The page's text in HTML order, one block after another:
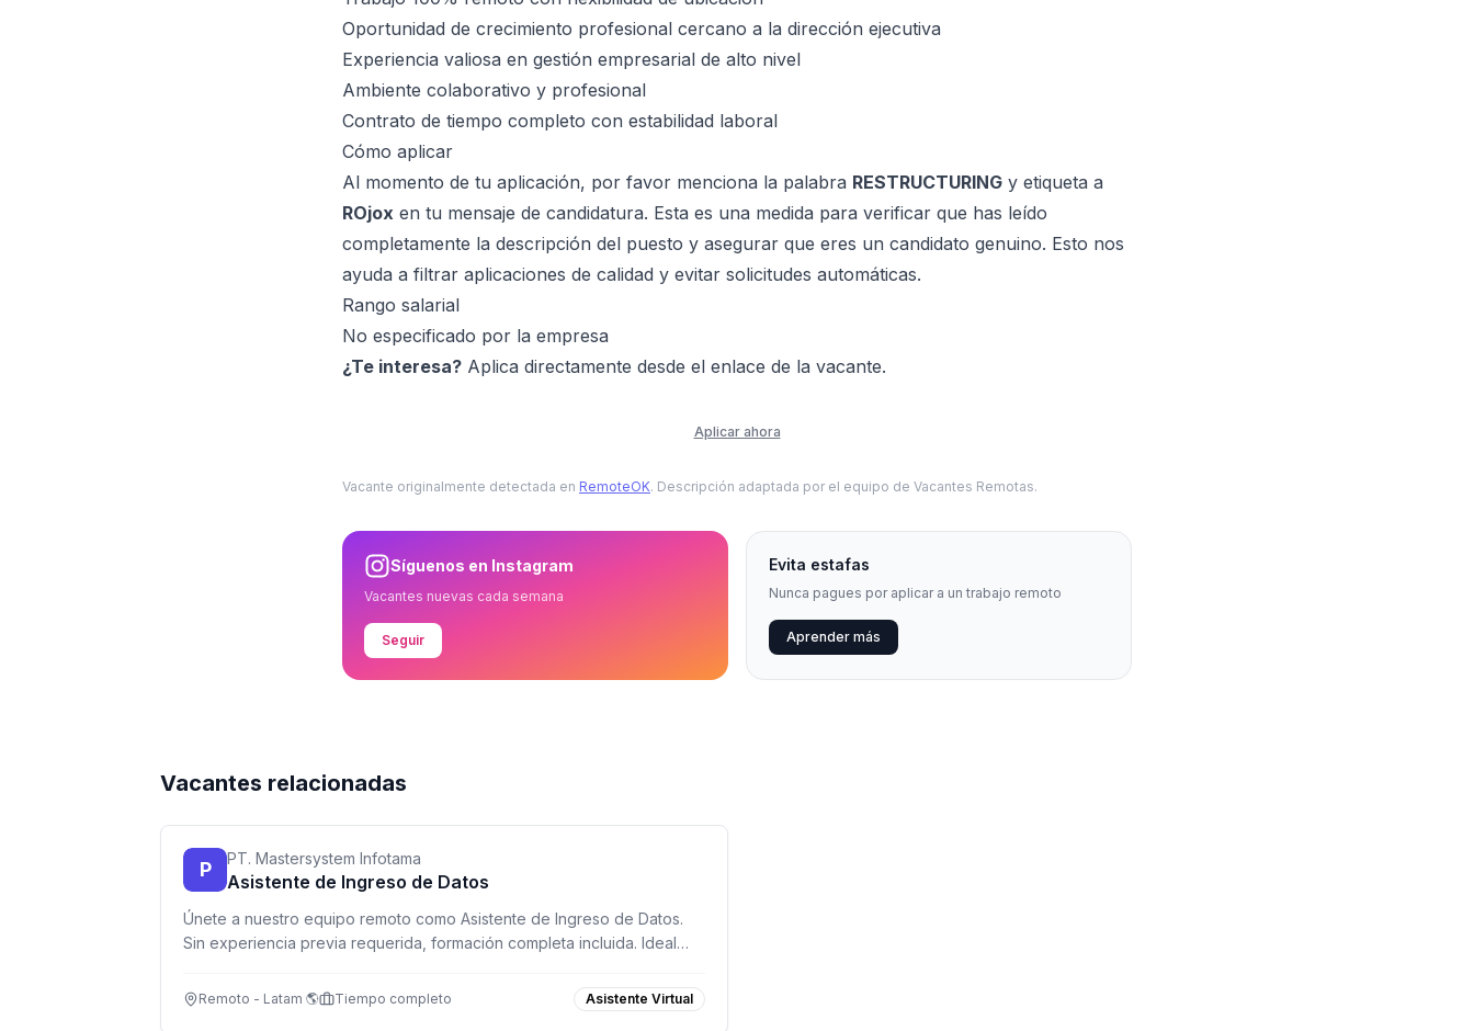
Oportunidad de crecimiento profesional cercano a la dirección ejecutiva
Experiencia valiosa en gestión empresarial de alto nivel
Ambiente colaborativo y profesional
Contrato de tiempo completo con estabilidad laboral
Cómo aplicar
Al momento de tu aplicación, por favor menciona la palabra RESTRUCTURING y etiqueta a
ROjox en tu mensaje de candidatura. Esta es una medida para verificar que has leído
completamente la descripción del puesto y asegurar que eres un candidato genuino. Esto nos
ayuda a filtrar aplicaciones de calidad y evitar solicitudes automáticas.
Rango salarial
No especificado por la empresa
¿Te interesa? Aplica directamente desde el enlace de la vacante.
Aplicar ahora
Vacante originalmente detectada en RemoteOK. Descripción adaptada por el equipo de Vacantes Remotas.
Síguenos en Instagram
Vacantes nuevas cada semana
Seguir
Evita estafas
Nunca pagues por aplicar a un trabajo remoto
Aprender más
Vacantes relacionadas
P PT. Mastersystem Infotama
Asistente de Ingreso de Datos
Únete a nuestro equipo remoto como Asistente de Ingreso de Datos.
Sin experiencia previa requerida, formación completa incluida. Ideal
flexibilidad.
Remoto - Latam 🌎 Tiempo completo Asistente Virtual